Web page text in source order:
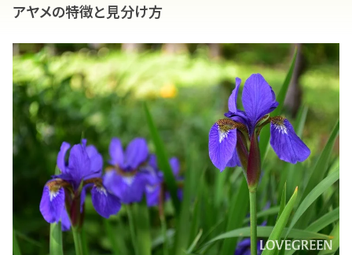
アヤメの特徴と見分け方